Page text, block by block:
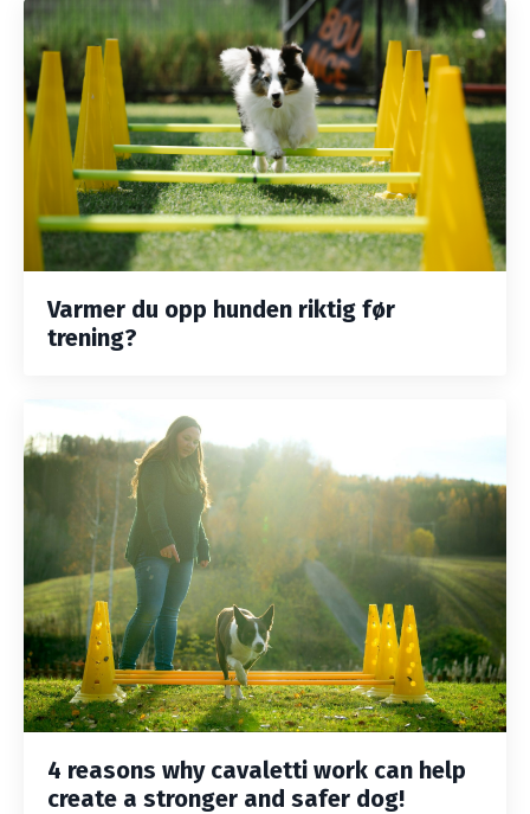
Varmer du opp hunden riktig før
trening?
4 reasons why cavaletti work can help
create a stronger and safer dog!